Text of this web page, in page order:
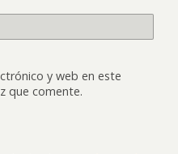
y web en este
que comente.